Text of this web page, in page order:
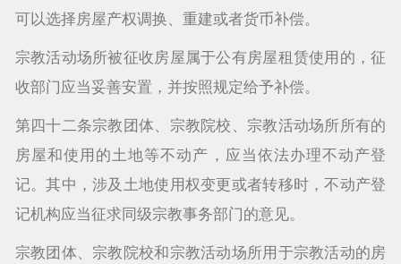
可以选择房屋产权调换、重建或者货币补偿。
宗教活动场所被征收房屋属于公有房屋租赁使用的，征
收部门应当妥善安置，并按照规定给予补偿。
第四十二条宗教团体、宗教院校、宗教活动场所所有的
房屋和使用的土地等不动产，应当依法办理不动产登
记。其中，涉及土地使用权变更或者转移时，不动产登
记机构应当征求同级宗教事务部门的意见。
宗教团体、宗教院校和宗教活动场所用于宗教活动的房